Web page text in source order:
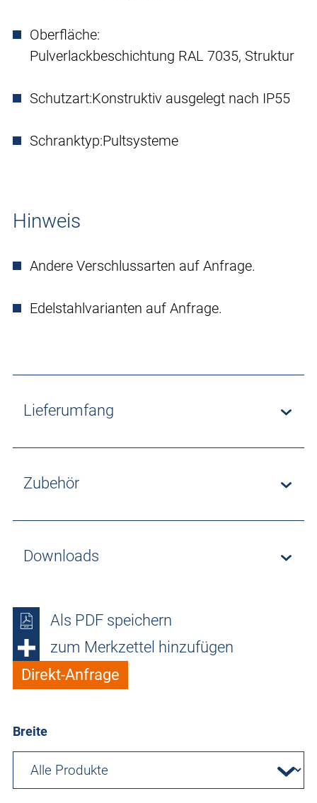
Oberfläche:
Pulverlackbeschichtung RAL 7035, Struktur
Schutzart:Konstruktiv ausgelegt nach IP55
Schranktyp:Pultsysteme
Hinweis
Andere Verschlussarten auf Anfrage.
Edelstahlvarianten auf Anfrage.
Lieferumfang
Zubehör
Downloads
Als PDF speichern
zum Merkzettel hinzufügen
Direkt-Anfrage
Breite